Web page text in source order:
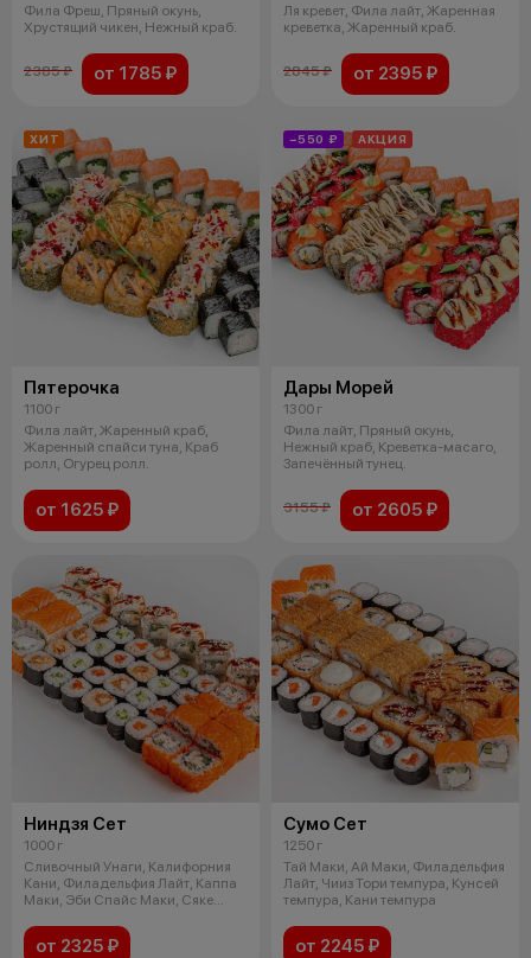
Фила Фреш, Пряный окунь,
Хрустящий чикен, Нежный краб.
2385 ₽ от 1785 ₽
Ля кревет, Фила лайт, Жаренная
креветка, Жаренный краб.
2845 ₽ от 2395 ₽
ХИТ
Пятерочка
1100 г
Фила лайт, Жаренный краб,
Жаренный спайси туна, Краб
ролл, Огурец ролл.
от 1625 ₽
−550 ₽ АКЦИЯ
Дары Морей
1300 г
Фила лайт, Пряный окунь,
Нежный краб, Креветка-масаго,
Запечённый тунец.
3155 ₽ от 2605 ₽
Ниндзя Сет
1000 г
Сливочный Унаги, Калифорния
Кани, Филадельфия Лайт, Каппа
Маки, Эби Спайс Маки, Сяке
от 2325 ₽
Сумо Сет
1250 г
Тай Маки, Ай Маки, Филадельфия
Лайт, Чииз Тори темпура, Кунсей
темпура, Кани темпура
от 2245 ₽